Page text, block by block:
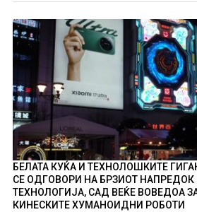
БЕЛАТА КУЌА И ТЕХНОЛОШКИТЕ
СЕ ОДГОВОРИ НА БРЗИОТ НАПРЕДОК
ТЕХНОЛОГИЈА, САД ВЕЌЕ ВОВЕДОА
КИНЕСКИТЕ ХУМАНОИДНИ РОБОТИ